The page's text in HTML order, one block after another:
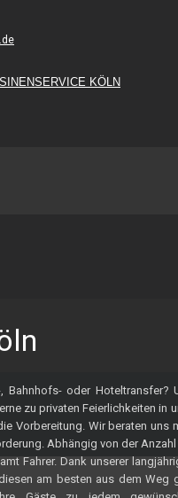
oder Hoteltransfer?
zu privaten Feierlichkeiten in
Vorbereitung. Wir beraten uns
Abhängig von der
Fahrer. Dank unserer
am besten aus dem Weg